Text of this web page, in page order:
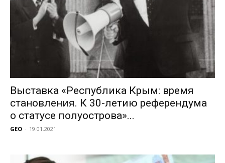
Выставка «Республика Крым: время
становления. К 30-летию референдума
о статусе полуострова»...
GEO - 19.01.2021